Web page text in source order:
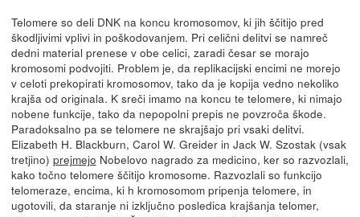
Telomere so deli DNK na koncu kromosomov, ki jih ščitijo pred
škodljivimi vplivi in poškodovanjem. Pri celični delitvi se namreč
dedni material prenese v obe celici, zaradi česar se morajo
kromosomi podvojiti. Problem je, da replikacijski encimi ne morejo
v celoti prekopirati kromosomov, tako da je kopija vedno nekoliko
krajša od originala. K sreči imamo na koncu te telomere, ki nimajo
nobene funkcije, tako da nepopolni prepis ne povzroča škode.
Paradoksalno pa se telomere ne skrajšajo pri vsaki delitvi.
Elizabeth H. Blackburn, Carol W. Greider in Jack W. Szostak (vsak
tretjino) prejmejo Nobelovo nagrado za medicino, ker so razvozlali,
kako točno telomere ščitijo kromosome. Razvozlali so funkcijo
telomeraze, encima, ki h kromosomom pripenja telomere, in
ugotovili, da staranje ni izključno posledica krajšanja telomer,